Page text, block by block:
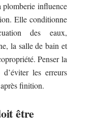
plomberie influence
Elle conditionne
des eaux,
la salle de bain et
Penser la
les erreurs
finition.
être